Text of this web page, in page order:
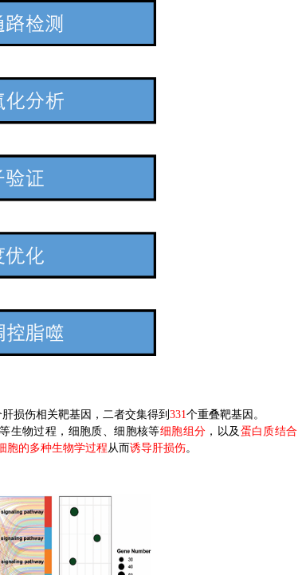
肝损伤相关靶基因，二者交集得到 331个重叠靶基因。
等生物过程，细胞质、细胞核等细胞组分 ，以及 蛋白质结合
胞的多种生物学过程从而诱导肝损伤。